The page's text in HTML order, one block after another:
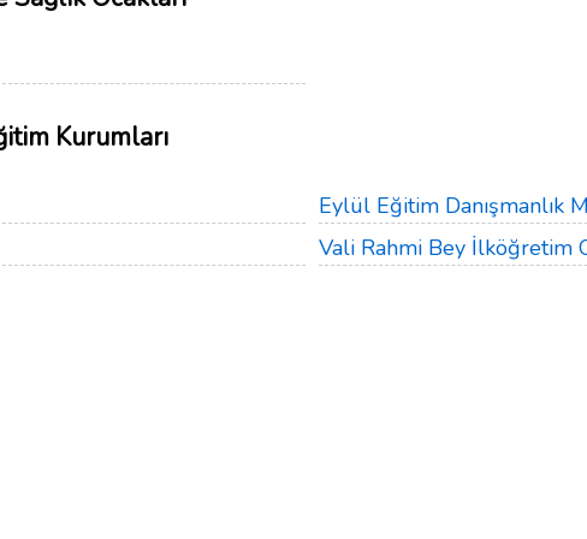
Kurumları
Eylül Eğitim Danışmanlık
Vali Rahmi Bey İlköğretim